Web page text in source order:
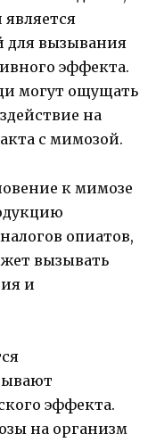
для вызывания
эффекта.
могут ощущать
на
с мимозой.
к мимозе
опиатов,
вызывать
и
эффекта.
на организм